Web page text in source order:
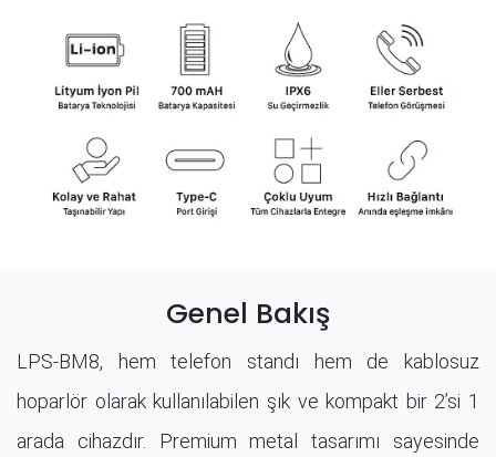
Genel Bakış
LPS-BM8, hem telefon standı hem de kablosuz
hoparlör olarak kullanılabilen şık ve kompakt bir 2’si 1
arada cihazdır. Premium metal tasarımı sayesinde